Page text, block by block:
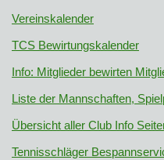
Vereinskalender
TCS Bewirtungskalender
Info: Mitglieder bewirten
Liste der Mannschaften,
Übersicht aller Club Info
Tennisschläger